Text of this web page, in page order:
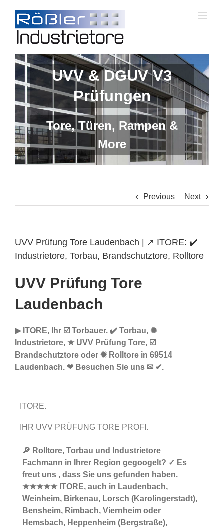
content
UVV & DGUV V3
Prüfungen
Tore, Türen, Rampen &
More
Previous Next
UVV Prüfung Tore Laudenbach | ↗️ ITORE: ✔️
Industrietore, Torbau, Brandschutztore, Rolltore
UVV Prüfung Tore
Laudenbach
▶︎ ITORE, Ihr ☑️ Torbauer. ✔️ Torbau, ✺
Industrietore, ★ UVV Prüfung Tore, ☑️
Brandschutztore oder ✹ Rolltore in 69514
Laudenbach. ❤ Besuchen Sie uns ✉ ✔.
ITORE.
IHR UVV PRÜFUNG TORE PROFI.
🔎 Rolltore, Torbau und Industrietore
Fachmann in Ihrer Region gegoogelt? ✓ Es
freut uns , dass Sie uns gefunden haben.
★★★★★ ITORE, auch in Laudenbach,
Weinheim, Birkenau, Lorsch (Karolingerstadt),
Bensheim, Rimbach, Viernheim oder
Hemsbach, Heppenheim (Bergstraße),